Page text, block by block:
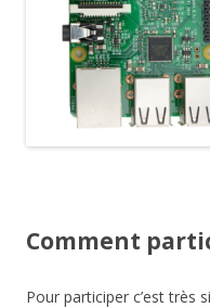
Comment
Pour participer c’est très